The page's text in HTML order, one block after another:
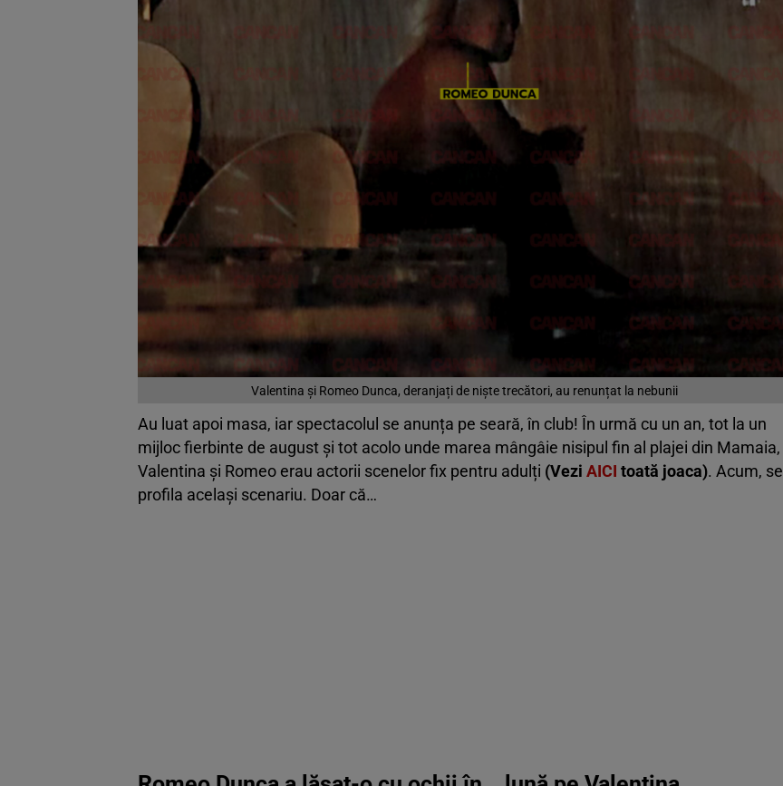
Valentina și Romeo Dunca, deranjați de niște trecători, au renunțat la nebunii
Au luat apoi masa, iar spectacolul se anunța pe seară, în club! În urmă cu un an, tot la un
mijloc fierbinte de august și tot acolo unde marea mângâie nisipul fin al plajei din Mamaia,
Valentina și Romeo erau actorii scenelor fix pentru adulți (Vezi AICI toată joaca). Acum, se
profila același scenariu. Doar că…